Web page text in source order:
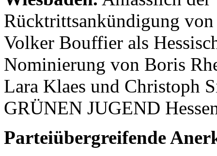
Rücktrittsankündigung von
Volker Bouffier als
Nominierung von Boris
Lara Klaes und Christoph
GRÜNEN JUGEND
Parteiübergreifende